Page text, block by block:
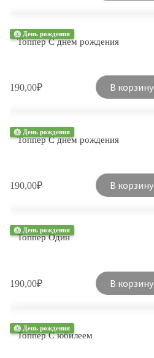
🎂 День рождения
Топпер С днем рождения
190,00₽ В корзину
🎂 День рождения
Топпер С днем ​​рождения
190,00₽ В корзину
🎂 День рождения
Топпер Один
190,00₽ В корзину
🎂 День рождения
Топпер С юбилеем